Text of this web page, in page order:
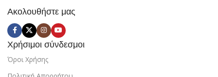
Ακολουθήστε μας
Χρήσιμοι σύνδεσμοι
Όροι Χρήσης